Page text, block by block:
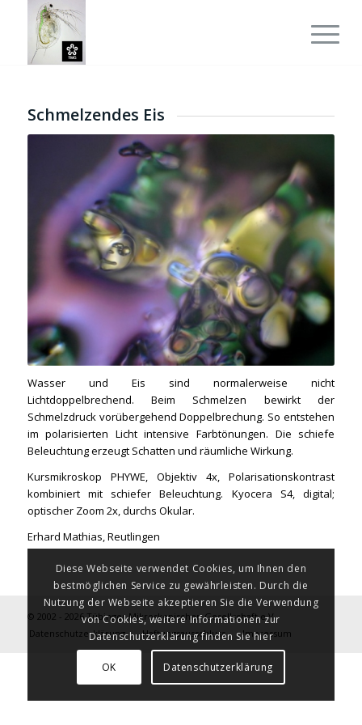
Schmelzendes Eis
Wasser und Eis sind normalerweise nicht
Lichtdoppelbrechend. Beim Schmelzen bewirkt der
Schmelzdruck vorübergehend Doppelbrechung. So entstehen
im polarisierten Licht intensive Farbtönungen. Die schiefe
Beleuchtung erzeugt Schatten und räumliche Wirkung.
Kursmikroskop PHYWE, Objektiv 4x, Polarisationskontrast
kombiniert mit schiefer Beleuchtung. Kyocera S4, digital;
optischer Zoom 2x, durchs Okular.
Erhard Mathias, Reutlingen
© 2002 - 2026 Tübinger Mikroskopischen Gesellschaft e.V.
Datenschutzerklärung
Haftungsausschluss Impressum
Diese Webseite verwendet Cookies, um Ihnen den
bestmöglichen Service zu gewährleisten. Durch die
Nutzung der Webseite akzeptieren Sie die Verwendung
von Cookies, weitere Informationen zur
Datenschutzerklärung finden Sie hier
OK Datenschutzerklärung